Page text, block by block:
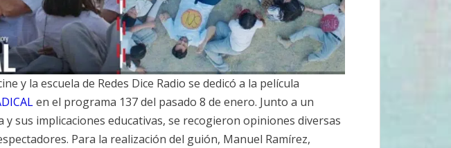
y la escuela de Redes Dice Radio se dedicó a la película
en el programa 137 del pasado 8 de enero. Junto a un
y sus implicaciones educativas, se recogieron opiniones diversas
Para la realización del guión, Manuel Ramírez,